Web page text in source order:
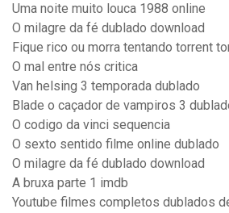
Uma noite muito louca 1988 online
O milagre da fé dublado download
Fique rico ou morra tentando torrent
O mal entre nós critica
Van helsing 3 temporada dublado
Blade o caçador de vampiros 3
O codigo da vinci sequencia
O sexto sentido filme online dublado
O milagre da fé dublado download
A bruxa parte 1 imdb
Youtube filmes completos dublados